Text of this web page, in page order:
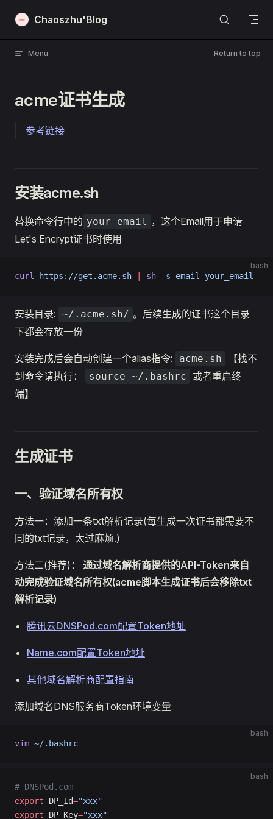
Skip to content
Chaoszhu'Blog
Menu Return to top
acme证书生成
参考链接
安装acme.sh
替换命令行中的 your_email ，这个Email用于申请
Let's Encrypt证书时使用
bash
curl https://get.acme.sh sh -s email=your_email
安装目录: ~/.acme.sh/ 。后续生成的证书这个目录
下都会存放一份
安装完成后会自动创建一个alias指令: acme.sh
【找不
到命令请执行：
source ~/.bashrc
或者重启终
端】
生成证书
一、验证域名所有权
方法一：添加一条txt解析记录(每生成一次证书都需要不
同的txt记录，太过麻烦.)
方法二(推荐)： 通过域名解析商提供的API-Token来自
动完成验证域名所有权(acme脚本生成证书后会移除txt
解析记录)
腾讯云DNSPod.com配置Token地址
Name.com配置Token地址
其他域名解析商配置指南
添加域名DNS服务商Token环境变量
bash
vim ~/.bashrc
bash
# DNSPod.com
export DP_Id="xxx"
export DP_Key="xxx"